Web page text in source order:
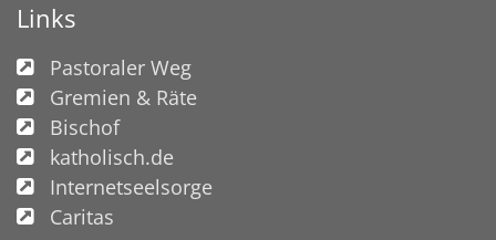
Links
Pastoraler Weg
Gremien & Räte
Bischof
katholisch.de
Internetseelsorge
Caritas